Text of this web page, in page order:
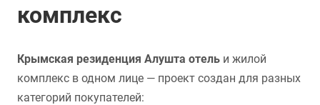
комплекс
Крымская резиденция Алушта отель и жилой
комплекс в одном лице — проект создан для разных
категорий покупателей: